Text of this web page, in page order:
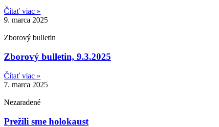
Čítať viac »
9. marca 2025
Zborový bulletin
Zborový bulletin, 9.3.2025
Čítať viac »
7. marca 2025
Nezaradené
Prežili sme holokaust